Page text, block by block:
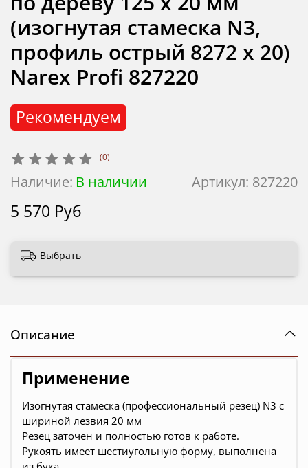
(0)
Артикул: 827220
Наличие: В наличии
Рекомендуем
(изогнутая стамеска N3,
профиль острый 8272 х 20)
Narex Profi 827220
5 570 Руб
Выбрать
Описание
Применение
Изогнутая стамеска (профессиональный резец) N3 с
шириной лезвия 20 мм
Резец заточен и полностью готов к работе.
Рукоять имеет шестиугольную форму, выполнена